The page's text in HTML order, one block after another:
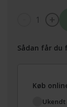
1
Sådan får
Køb
Ukendt